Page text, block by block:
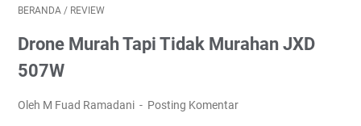
BERANDA / REVIEW
Drone Murah Tapi Tidak Murahan JXD
507W
Oleh M Fuad Ramadani Posting Komentar